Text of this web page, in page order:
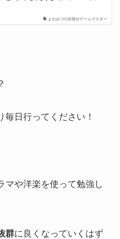
よわみつの目指せゲームマスター
日行ってください！
マや洋楽を使って勉強し
群に良くなっていくはず